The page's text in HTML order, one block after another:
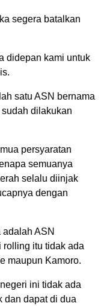
segera batalkan
didepan kami untuk
satu ASN bernama
dilakukan
persyaratan
semuanya
selalu diinjak
dengan
ASN
rolling itu tidak ada
maupun Kamoro.
ini tidak ada
dan dapat di dua